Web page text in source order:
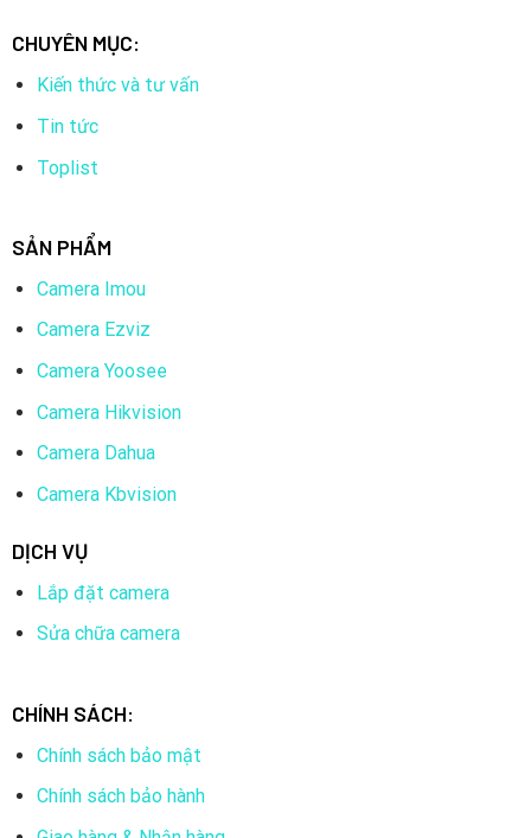
CHUYÊN MỤC:
Kiến thức và tư vấn
Tin tức
Toplist
SẢN PHẨM
Camera Imou
Camera Ezviz
Camera Yoosee
Camera Hikvision
Camera Dahua
Camera Kbvision
DỊCH VỤ
Lắp đặt camera
Sửa chữa camera
CHÍNH SÁCH:
Chính sách bảo mật
Chính sách bảo hành